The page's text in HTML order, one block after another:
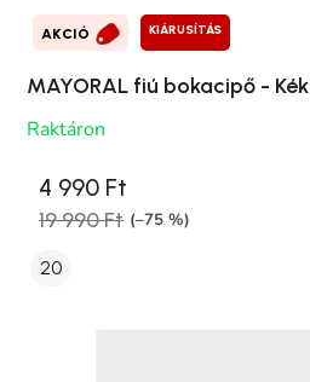
AKCIÓ KIÁRUSÍTÁS
MAYORAL fiú bokacipő - Kék
Raktáron
4 990 Ft
19 990 Ft (–75 %)
20